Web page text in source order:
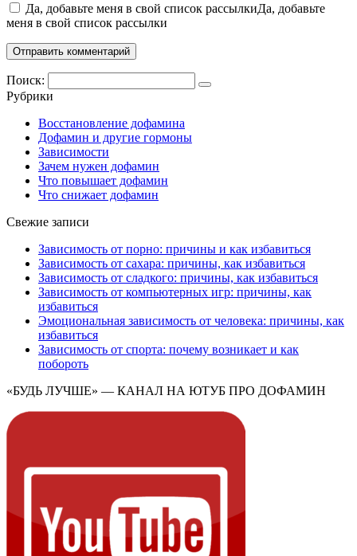
Да, добавьте меня в свой список рассылкиДа, добавьте
меня в свой список рассылки
Поиск:
Рубрики
Восстановление дофамина
Дофамин и другие гормоны
Зависимости
Зачем нужен дофамин
Что повышает дофамин
Что снижает дофамин
Свежие записи
Зависимость от порно: причины и как избавиться
Зависимость от сахара: причины, как избавиться
Зависимость от сладкого: причины, как избавиться
Зависимость от компьютерных игр: причины, как
избавиться
Эмоциональная зависимость от человека: причины, как
избавиться
Зависимость от спорта: почему возникает и как
побороть
«БУДЬ ЛУЧШЕ» — КАНАЛ НА ЮТУБ ПРО ДОФАМИН